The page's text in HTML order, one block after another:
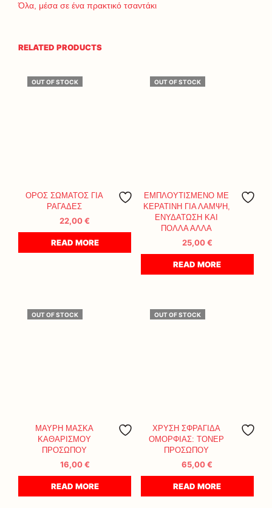
Όλα, μέσα σε ένα πρακτικό τσαντάκι
RELATED PRODUCTS
OUT OF STOCK
ΟΡΟΣ ΣΩΜΑΤΟΣ ΓΙΑ
ΡΑΓΑΔΕΣ
22,00€
READ MORE
OUT OF STOCK
ΕΜΠΛΟΥΤΙΣΜΕΝΟ ΜΕ
ΚΕΡΑΤΙΝΗ ΓΙΑ ΛΑΜΨΗ,
ΕΝΥΔΑΤΩΣΗ ΚΑΙ
ΠΟΛΛΑ ΑΛΛΑ
25,00€
READ MORE
OUT OF STOCK
ΜΑΥΡΗ ΜΑΣΚΑ
ΚΑΘΑΡΙΣΜΟΥ
ΠΡΟΣΩΠΟΥ
16,00€
READ MORE
OUT OF STOCK
ΧΡΥΣΗ ΣΦΡΑΓΙΔΑ
ΟΜΟΡΦΙΑΣ: ΤΟΝΕΡ
ΠΡΟΣΩΠΟΥ
65,00€
READ MORE